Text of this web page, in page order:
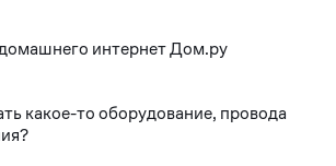
интернет Дом.ру
какое-то оборудование, провода